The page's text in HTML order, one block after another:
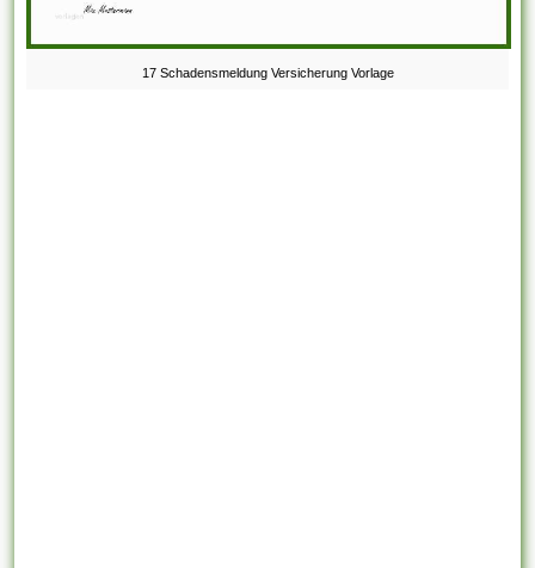
17 Schadensmeldung Versicherung Vorlage